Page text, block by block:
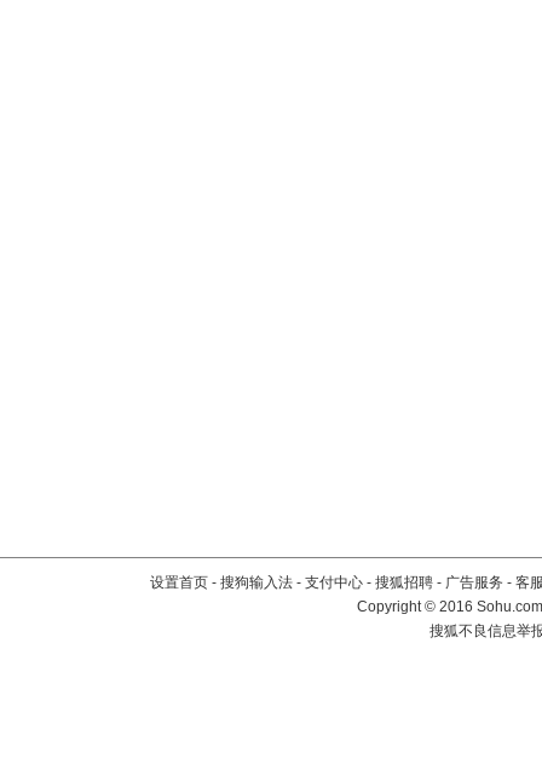
设置首页 - 搜狗输入法 - 支付中心 - 搜狐招聘 - 广告服务 - 客
Copyright©2016
搜狐不良信息举